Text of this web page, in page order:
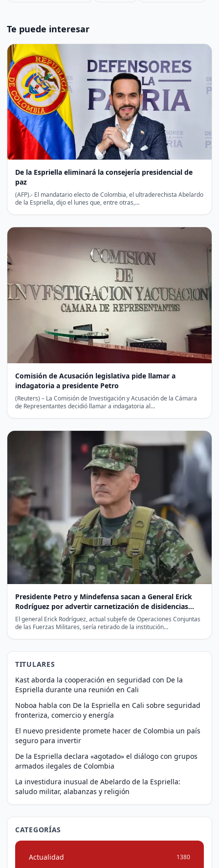
Te puede interesar
De la Espriella eliminará la consejería presidencial de
paz
(AFP).- El mandatario electo de Colombia, el ultraderechista Abelardo
de la Espriella, dijo el lunes que, entre otras,…
Comisión de Acusación legislativa pide llamar a
indagatoria a presidente Petro
(Reuters) – La Comisión de Investigación y Acusación de la Cámara
de Representantes decidió llamar a indagatoria al…
Presidente Petro y Mindefensa sacan a General Erick
Rodríguez por advertir carnetización de disidencias
para las elecciones
El general Erick Rodríguez, actual subjefe de Operaciones Conjuntas
de las Fuerzas Militares, sería retirado de la institución…
TITULARES
Kast aborda la cooperación en seguridad con De la
Espriella durante una reunión en Cali
Noboa habla con De la Espriella en Cali sobre seguridad
fronteriza, comercio y energía
El nuevo presidente promete hacer de Colombia un país
seguro para invertir
De la Espriella declara «agotado» el diálogo con grupos
armados ilegales de Colombia
La investidura inusual de Abelardo de la Espriella:
saludo militar, alabanzas y religión
CATEGORÍAS
Actualidad 1380